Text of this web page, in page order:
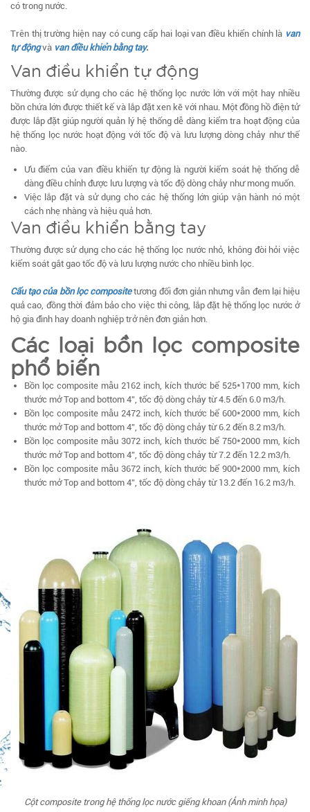
có trong nước.
Trên thị trường hiện nay có cung cấp hai loại van điều khiển chính là van
tự độngvà van điều khiển bằng tay.
Van điều khiển tự động
Thường được sử dụng cho các hệ thống lọc nước lớn với một hay nhiều
bồn chứa lớn được thiết kế và lắp đặt xen kẽ với nhau. Một đồng hồ điện tử
được lắp đặt giúp người quản lý hệ thống dễ dàng kiểm tra hoạt động của
hệ thống lọc nước hoạt động với tốc độ và lưu lượng dòng chảy như thế
nào.
Ưu điểm của van điều khiển tự động là người kiểm soát hệ thống dễ
dàng điều chỉnh được lưu lượng và tốc độ dòng chảy như mong muốn.
Việc lắp đặt và sử dụng cho các hệ thống lớn giúp vận hành nó một
cách nhẹ nhàng và hiệu quả hơn.
Van điều khiển bằng tay
Thường được sử dụng cho các hệ thống lọc nước nhỏ, không đòi hỏi việc
kiểm soát gắt gao tốc độ và lưu lượng nước cho nhiều bình lọc.
Cấu tạo của bồn lọc compositetương đối đơn giản nhưng vẫn đem lại hiệu
quả cao, đồng thời đảm bảo cho việc thi công, lắp đặt hệ thống lọc nước ở
hộ gia đình hay doanh nghiệp trở nên đơn giản hơn.
Các loại bồn lọc composite
phổ biến
Bồn lọc composite mẫu 2162 inch, kích thước bể 525*1700 mm, kích
thước mở Top and bottom 4”, tốc độ dòng chảy từ 4.5 đến 6.0 m3/h.
Bồn lọc composite mẫu 2472 inch, kích thước bể 600*2000 mm, kích
thước mở Top and bottom 4”, tốc độ dòng chảy từ 6.2 đến 8.2 m3/h.
Bồn lọc composite mẫu 3072 inch, kích thước bể 750*2000 mm, kích
thước mở Top and bottom 4”, tốc độ dòng chảy từ 7.2 đến 12.2 m3/h.
Bồn lọc composite mẫu 3672 inch, kích thước bể 900*2000 mm, kích
thước mở Top and bottom 4”, tốc độ dòng chảy từ 13.2 đến 16.2 m3/h.
Cột composite trong hệ thống lọc nước giếng khoan (Ảnh minh họa)